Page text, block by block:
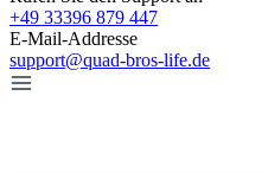
+49 33396 879 447
E-Mail-Addresse
support@quad-bros-life.de